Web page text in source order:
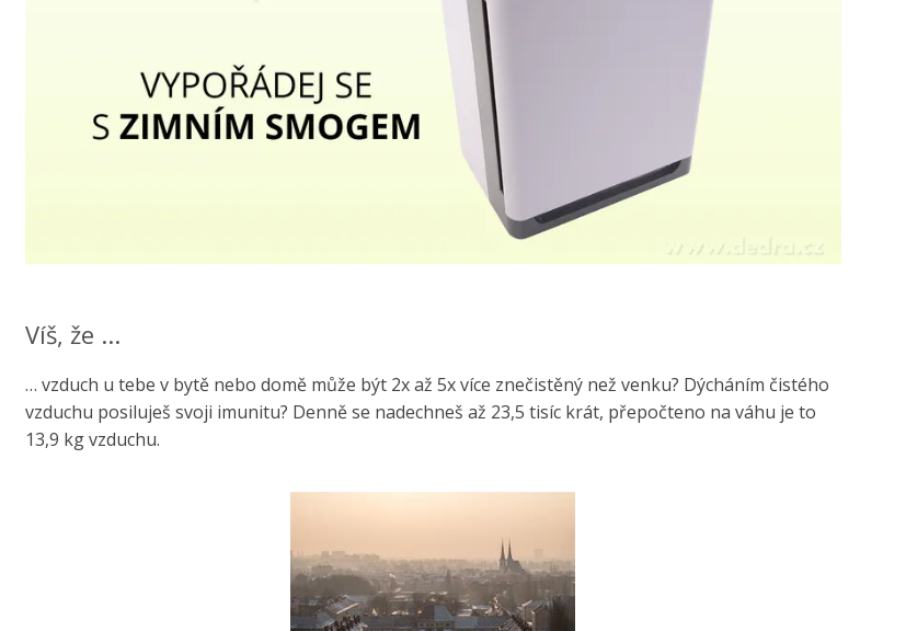
Víš, že ...
… vzduch u tebe v bytě nebo domě může být 2x až 5x více znečistěný než venku? Dýcháním čistého
vzduchu posiluješ svoji imunitu? Denně se nadechneš až 23,5 tisíc krát, přepočteno na váhu je to
13,9 kg vzduchu.